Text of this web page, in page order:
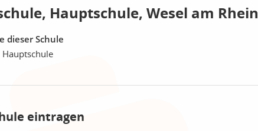
Hauptschule, Wesel am Rhein
dieser Schule
Hauptschule
eintragen